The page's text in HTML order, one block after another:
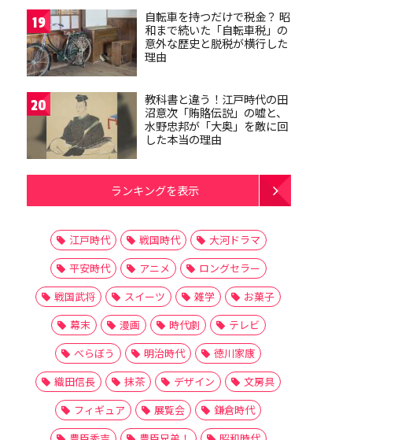
19
自転車を持つだけで税金？ 昭
和まで続いた「自転車税」の
意外な歴史と脱税が横行した
理由
20
教科書と違う！江戸時代の田
沼意次「賄賂伝説」の嘘と、
水野忠邦が「大奥」を敵に回
した本当の理由
ランキングを表示
江戸時代 戦国時代
大河ドラマ
平安時代
アニメ
ロングセラー
戦国武将
スイーツ 雑学
お菓子
幕末
漫画 時代劇
テレビ
べらぼう
明治時代
徳川家康
織田信長
抹茶 デザイン
文房具
フィギュア
展覧会
鎌倉時代